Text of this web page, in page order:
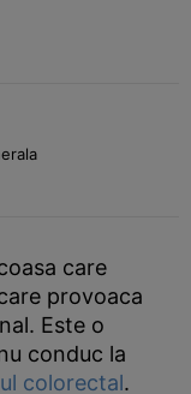
care
provoaca
Este o
conduc la
colorectal.